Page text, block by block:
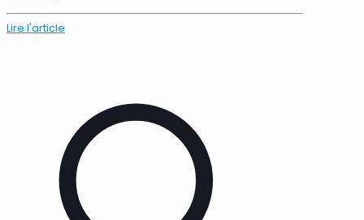
Lire l'article